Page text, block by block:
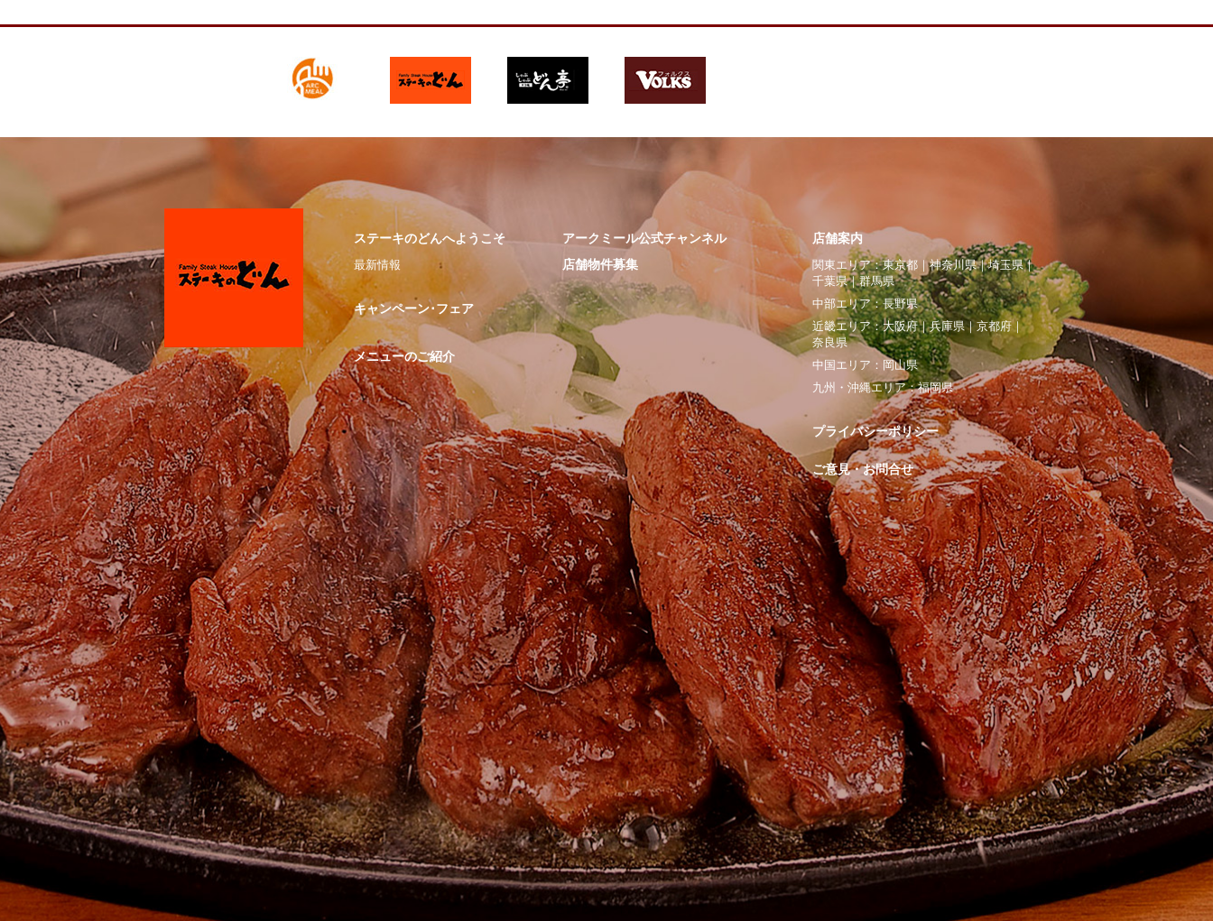
ステーキのどんへようこそ
最新情報
キャンペーン･フェア
メニューのご紹介
アークミール公式チャンネル
店舗物件募集
店舗案内
関東エリア：東京都 ｜神奈川県｜埼玉県｜
千葉県｜群馬県
中部エリア：長野県
近畿エリア：大阪府｜兵庫県｜京都府｜
奈良県
中国エリア： 岡山県
九州・沖縄エリア：福岡県
プライバシーポリシー
ご意見・お問合せ